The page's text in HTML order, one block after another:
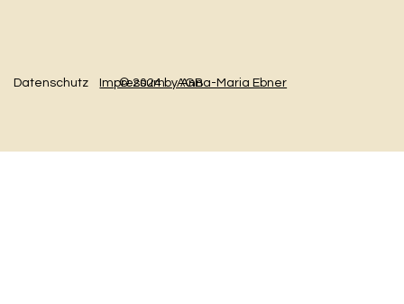
Datenschutz © 2024 by Anna-Maria Ebner
Impressum AGB